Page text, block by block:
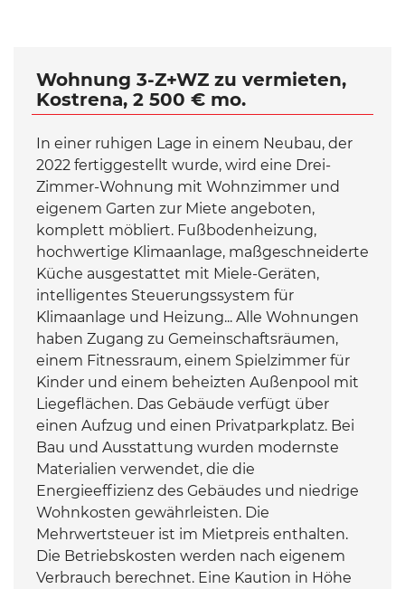
Wohnung 3-Z+WZ zu vermieten,
Kostrena, 2 500 € mo.
In einer ruhigen Lage in einem Neubau, der
2022 fertiggestellt wurde, wird eine Drei-
Zimmer-Wohnung mit Wohnzimmer und
eigenem Garten zur Miete angeboten,
komplett möbliert. Fußbodenheizung,
hochwertige Klimaanlage, maßgeschneiderte
Küche ausgestattet mit Miele-Geräten,
intelligentes Steuerungssystem für
Klimaanlage und Heizung... Alle Wohnungen
haben Zugang zu Gemeinschaftsräumen,
einem Fitnessraum, einem Spielzimmer für
Kinder und einem beheizten Außenpool mit
Liegeflächen. Das Gebäude verfügt über
einen Aufzug und einen Privatparkplatz. Bei
Bau und Ausstattung wurden modernste
Materialien verwendet, die die
Energieeffizienz des Gebäudes und niedrige
Wohnkosten gewährleisten. Die
Mehrwertsteuer ist im Mietpreis enthalten.
Die Betriebskosten werden nach eigenem
Verbrauch berechnet. Eine Kaution in Höhe